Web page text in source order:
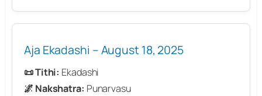
Aja Ekadashi – August 18, 2025
📜 Tithi: Ekadashi
🌌 Nakshatra: Punarvasu